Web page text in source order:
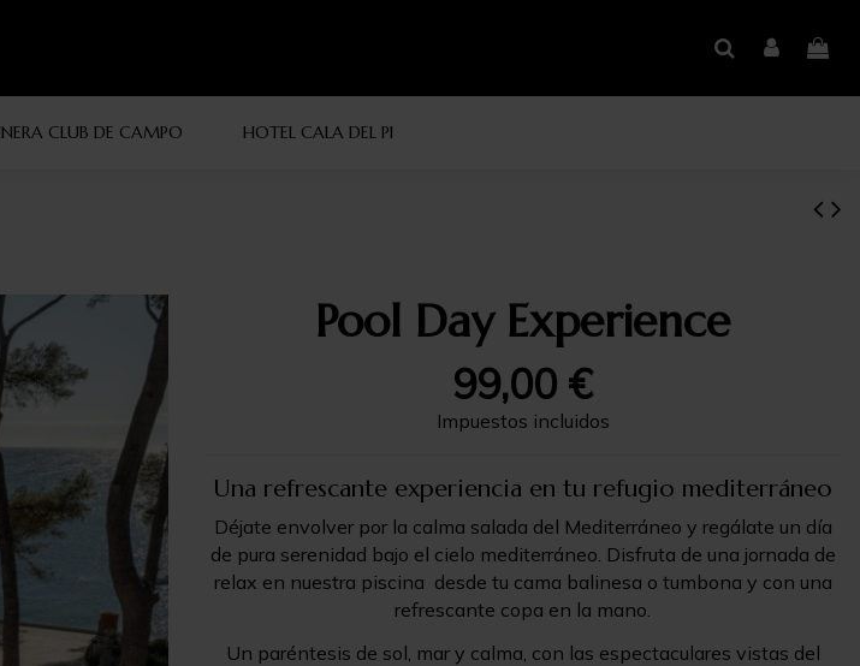
CLUB DE CAMPO HOTEL CALA DEL PI
Pool Day Experience
99,00 €
Impuestos incluidos
Una refrescante experiencia en tu refugio mediterráneo
Déjate envolver por la calma salada del Mediterráneo y regálate un día
de pura serenidad bajo el cielo mediterráneo. Disfruta de una jornada de
relax en nuestra piscina desde tu cama balinesa o tumbona y con una
refrescante copa en la mano.
Un paréntesis de sol, mar y calma, con las espectaculares vistas del